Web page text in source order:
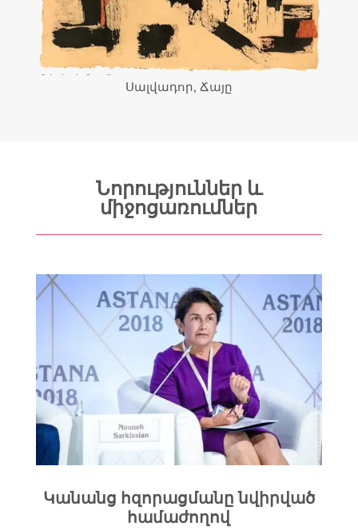
Սալվադոր, Ճայը
Նորություններ և
միջոցառումներ
Կանանց հզորացմանը նվիրված
համաժողով